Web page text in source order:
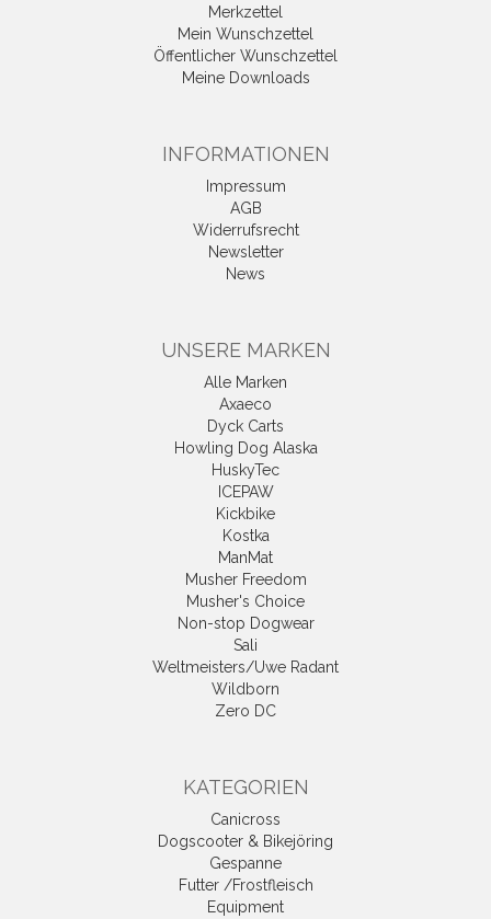
Merkzettel
Mein Wunschzettel
Öffentlicher Wunschzettel
Meine Downloads
INFORMATIONEN
Impressum
AGB
Widerrufsrecht
Newsletter
News
UNSERE MARKEN
Alle Marken
Axaeco
Dyck Carts
Howling Dog Alaska
HuskyTec
ICEPAW
Kickbike
Kostka
ManMat
Musher Freedom
Musher's Choice
Non-stop Dogwear
Sali
Weltmeisters/Uwe Radant
Wildborn
Zero DC
KATEGORIEN
Canicross
Dogscooter & Bikejöring
Gespanne
Futter /Frostfleisch
Equipment